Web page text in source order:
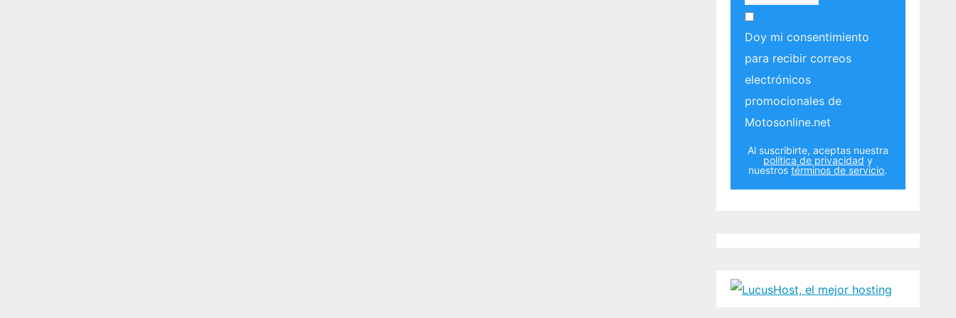
Doy mi consentimiento
para recibir correos
electrónicos
promocionales de
Motosonline.net
Al suscribirte, aceptas nuestra
política de privacidad y
nuestrostérminos de servicio.